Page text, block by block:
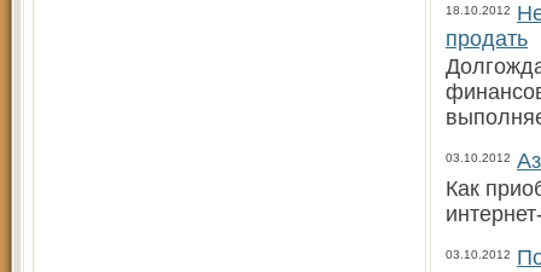
18.10.2012
продать
03.10.2012
Как
03.10.2012